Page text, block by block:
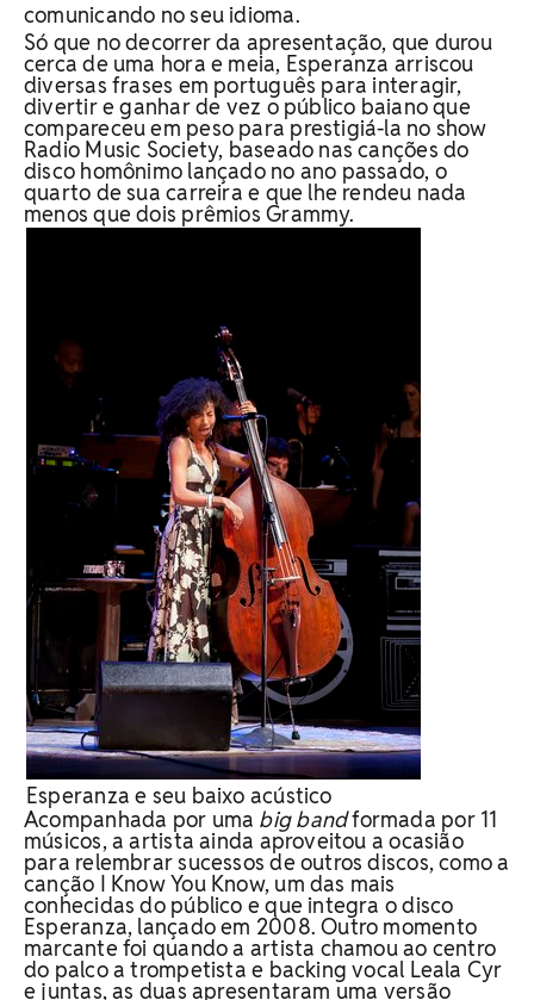
comunicando no seu idioma.
Só que no decorrer da apresentação, que durou
cerca de uma hora e meia, Esperanza arriscou
diversas frases em português para interagir,
divertir e ganhar de vez o público baiano que
compareceu em peso para prestigiá-la no show
Radio Music Society, baseado nas canções do
disco homônimo lançado no ano passado, o
quarto de sua carreira e que lhe rendeu nada
menos que dois prêmios Grammy.
Esperanza e seu baixo acústico
Acompanhada por uma big bandformada por 11
músicos, a artista ainda aproveitou a ocasião
para relembrar sucessos de outros discos, como a
canção I Know You Know, um das mais
conhecidas do público e que integra o disco
Esperanza, lançado em 2008. Outro momento
marcante foi quando a artista chamou ao centro
do palco a trompetista e backing vocal Leala Cyr
e juntas, as duas apresentaram uma versão